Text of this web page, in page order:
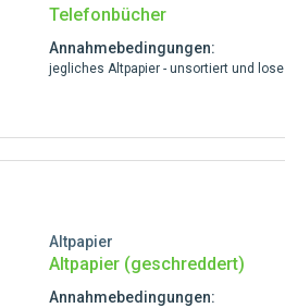
Telefonbücher
Annahmebedingungen:
jegliches Altpapier - unsortiert und lose
Altpapier
Altpapier (geschreddert)
Annahmebedingungen: